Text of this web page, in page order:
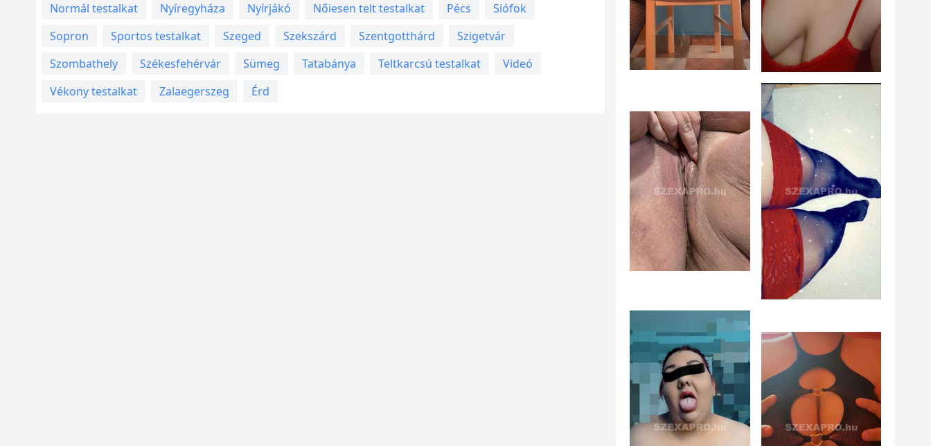
Normál testalkat
Nyíregyháza Nyírjákó Nőiesen telt testalkat Pécs
Siófok
Sopron
Sportos testalkat Szeged Szekszárd Szentgotthárd
Szigetvár
Szombathely
Székesfehérvár Sümeg Tatabánya Teltkarcsú testalkat
Videó
Vékony testalkat
Zalaegerszeg Érd